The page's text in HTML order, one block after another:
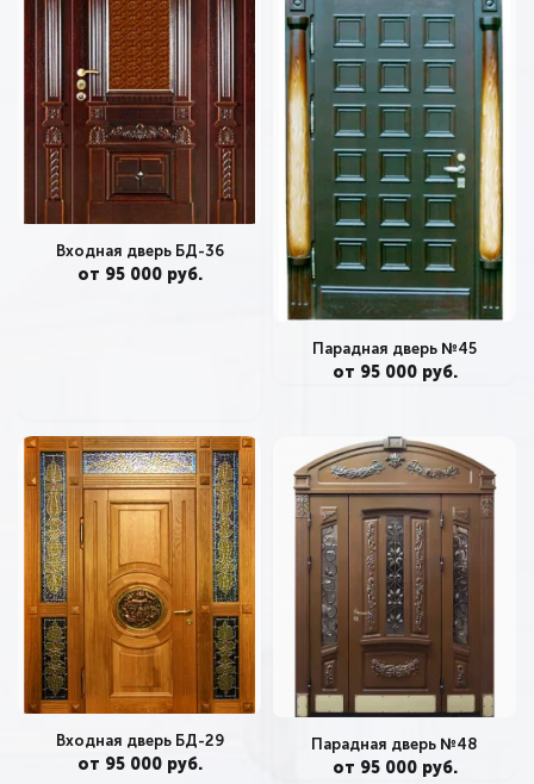
Входная дверь БД-36
от 95 000 руб.
Парадная дверь №45
от 95 000 руб.
Входная дверь БД-29
от 95 000 руб.
Парадная дверь №48
от 95 000 руб.